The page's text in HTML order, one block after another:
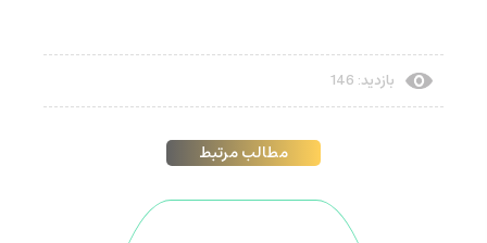
بازدید: 146
مطالب مرتبط